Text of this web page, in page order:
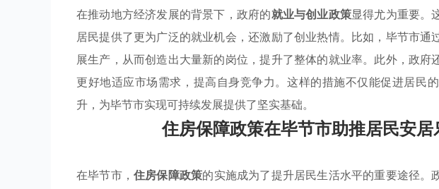
在推动地方经济发展的背景下，政府的就业与创业政策显得尤为重要。
居民提供了更为广泛的就业机会，还激励了创业热情。比如，毕节市
展生产，从而创造出大量新的岗位，提升了整体的就业率。此外，政
更好地适应市场需求，提高自身竞争力。这样的措施不仅能促进居民
升，为毕节市实现可持续发展提供了坚实基础。
住房保障政策在毕节市助推居民安
在毕节市，住房保障政策的实施成为了提升居民生活水平的重要途径。